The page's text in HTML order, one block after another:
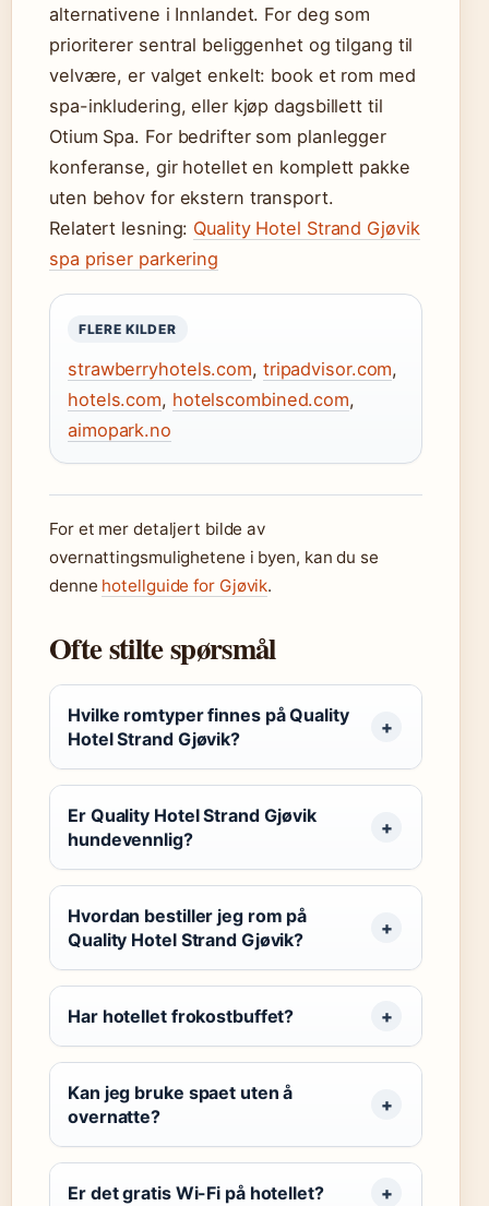
alternativene i Innlandet. For deg som
prioriterer sentral beliggenhet og tilgang til
velvære, er valget enkelt: book et rom med
spa-inkludering, eller kjøp dagsbillett til
Otium Spa. For bedrifter som planlegger
konferanse, gir hotellet en komplett pakke
uten behov for ekstern transport.
Relatert lesning: Quality Hotel Strand Gjøvik
spa priser parkering
FLERE KILDER
strawberryhotels.com, tripadvisor.com,
hotels.com, hotelscombined.com,
aimopark.no
For et mer detaljert bilde av
overnattingsmulighetene i byen, kan du se
denne hotellguide for Gjøvik.
Ofte stilte spørsmål
Hvilke romtyper finnes på Quality
Hotel Strand Gjøvik?
Er Quality Hotel Strand Gjøvik
hundevennlig?
Hvordan bestiller jeg rom på
Quality Hotel Strand Gjøvik?
Har hotellet frokostbuffet?
Kan jeg bruke spaet uten å
overnatte?
Er det gratis Wi-Fi på hotellet?